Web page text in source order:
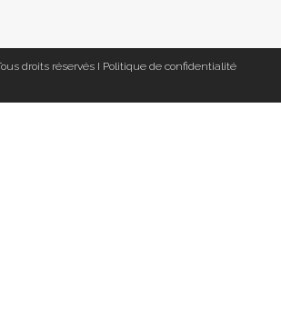
droits réservés I Politique de confidentialité